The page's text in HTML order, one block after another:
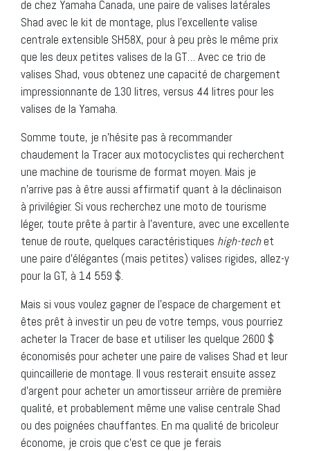
de chez Yamaha Canada, une paire de valises latérales
Shad avec le kit de montage, plus l’excellente valise
centrale extensible SH58X, pour à peu près le même prix
que les deux petites valises de la GT… Avec ce trio de
valises Shad, vous obtenez une capacité de chargement
impressionnante de 130 litres, versus 44 litres pour les
valises de la Yamaha.
Somme toute, je n’hésite pas à recommander
chaudement la Tracer aux motocyclistes qui recherchent
une machine de tourisme de format moyen. Mais je
n’arrive pas à être aussi affirmatif quant à la déclinaison
à privilégier. Si vous recherchez une moto de tourisme
léger, toute prête à partir à l’aventure, avec une excellente
tenue de route, quelques caractéristiques high-techet
une paire d’élégantes (mais petites) valises rigides, allez-y
pour la GT, à 14 559 $.
Mais si vous voulez gagner de l’espace de chargement et
êtes prêt à investir un peu de votre temps, vous pourriez
acheter la Tracer de base et utiliser les quelque 2600 $
économisés pour acheter une paire de valises Shad et leur
quincaillerie de montage. Il vous resterait ensuite assez
d’argent pour acheter un amortisseur arrière de première
qualité, et probablement même une valise centrale Shad
ou des poignées chauffantes. En ma qualité de bricoleur
économe, je crois que c’est ce que je ferais